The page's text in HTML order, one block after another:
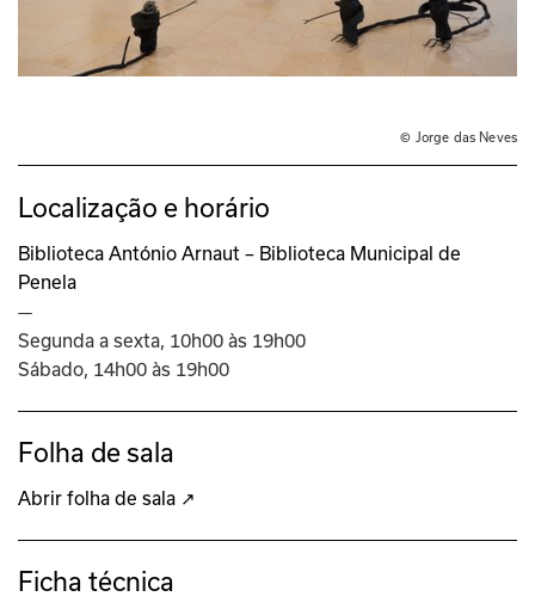
© Jorge das Neves
Localização e horário
Biblioteca António Arnaut – Biblioteca Municipal de
Penela
—
Segunda a sexta, 10h00 às 19h00
Sábado, 14h00 às 19h00
Folha de sala
Abrir folha de sala ↗
Ficha técnica